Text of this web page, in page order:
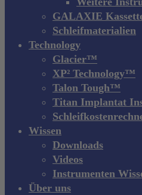
GALAXIE
Schleifmaterialien
Technology
Glacier™
XP² Technology™
Talon Tough™
Titan Implantat
Wissen
Downloads
Videos
Instrumenten
Über uns